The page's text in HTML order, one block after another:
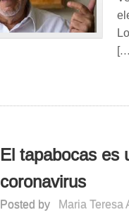
El tapabocas es
coronavirus
Posted by Maria Teresa